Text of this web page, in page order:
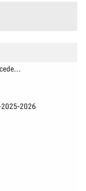
2025-2026